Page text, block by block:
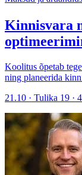
Kinnisvara
Koolitus õpetab
ning planeerida
21.10 · Tulika 19 ·